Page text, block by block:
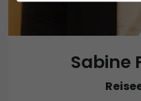
Sabine